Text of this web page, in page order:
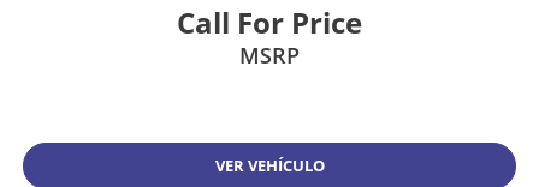
Call For Price
MSRP
VER VEHÍCULO